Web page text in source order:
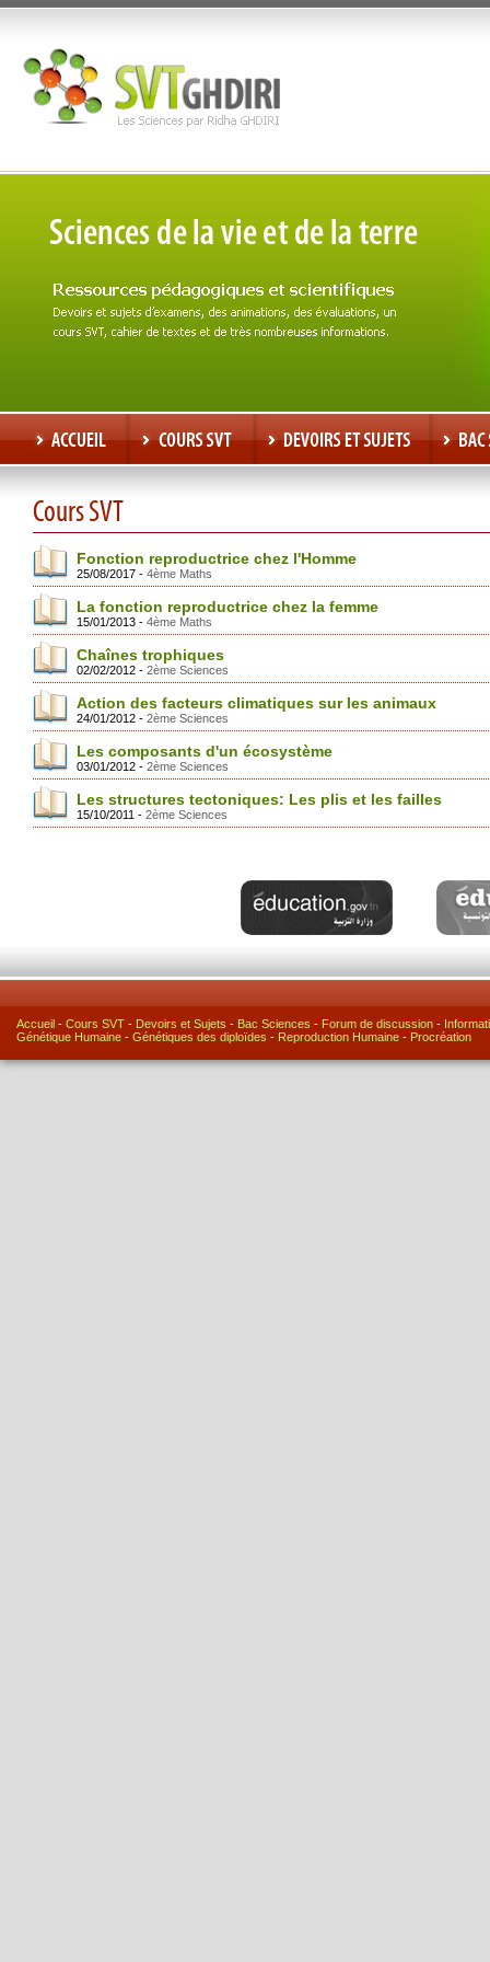
Cours SVT
Fonction reproductrice chez l'Homme
25/08/2017 - 4ème Maths
La fonction reproductrice chez la femme
15/01/2013 - 4ème Maths
Chaînes trophiques
02/02/2012 - 2ème Sciences
Action des facteurs climatiques sur les animaux
24/01/2012 - 2ème Sciences
Les composants d'un écosystème
03/01/2012 - 2ème Sciences
Les structures tectoniques: Les plis et les failles
15/10/2011 - 2ème Sciences
Accueil - Cours SVT - Devoirs et Sujets - Bac Sciences - Forum de discussion -
Génétique Humaine - Génétiques des diploïdes - Reproduction Humaine - Procréation